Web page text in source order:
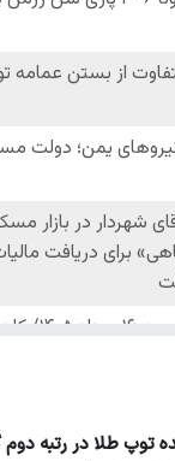
توپ طلا در رتبه دوم